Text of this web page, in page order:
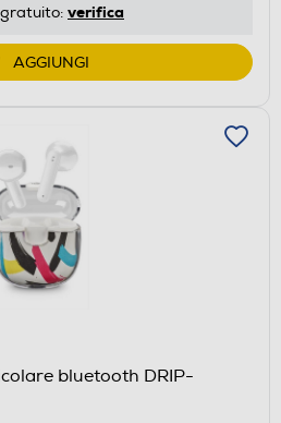
verifica
AGGIUNGI
bluetooth DRIP-